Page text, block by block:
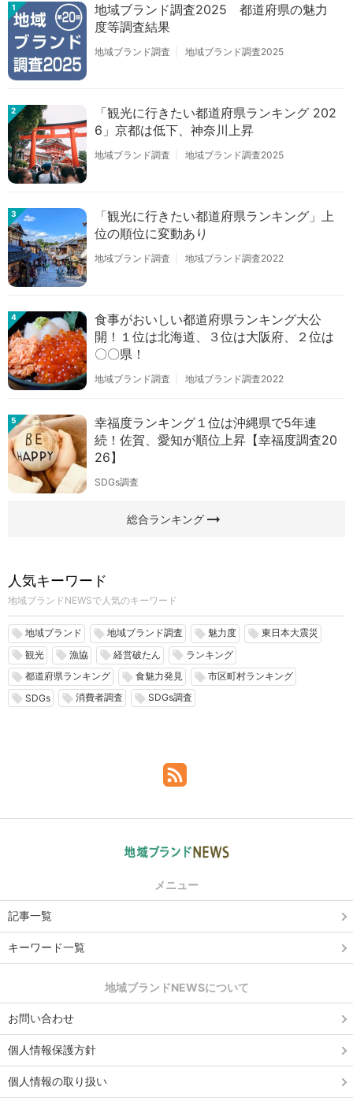
1
地域ブランド調査2025 都道府県の魅力
度等調査結果
地域ブランド調査 地域ブランド調査2025
2
「観光に行きたい都道府県ランキング 202
6」京都は低下、神奈川上昇
地域ブランド調査 地域ブランド調査2025
3
「観光に行きたい都道府県ランキング」上
位の順位に変動あり
地域ブランド調査 地域ブランド調査2022
4
食事がおいしい都道府県ランキング大公
開！１位は北海道、３位は大阪府、２位は
〇〇県！
地域ブランド調査 地域ブランド調査2022
5
幸福度ランキング１位は沖縄県で5年連
続！佐賀、愛知が順位上昇【幸福度調査20
26】
SDGs調査
総合ランキングarrow_right_alt
人気キーワード
地域ブランドNEWSで人気のキーワード
local_offer 地域ブランド local_offer 地域ブランド調査 local_offer 魅力度 local_offer 東日本大震災
local_offer 観光 local_offer 漁協 local_offer 経営破たん local_offer ランキング
local_offer 都道府県ランキング local_offer 食魅力発見 local_offer 市区町村ランキング
local_offer SDGs local_offer 消費者調査 local_offer SDGs調査
メニュー
記事一覧
キーワード一覧
地域ブランドNEWSについて
お問い合わせ
個人情報保護方針
個人情報の取り扱い